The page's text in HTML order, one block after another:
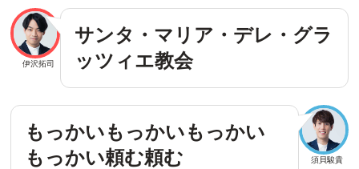
伊沢拓司
サンタ・マリア・デレ・グラ
ッツィエ教会
須貝駿貴
もっかいもっかいもっかい
もっかい頼む頼む